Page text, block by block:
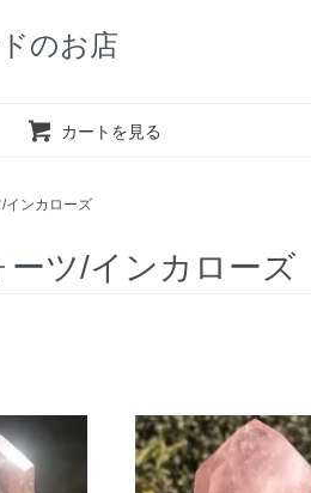
のお店
カートを見る
インカローズ
ーツ/インカローズ